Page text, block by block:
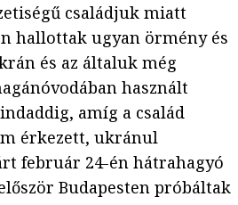
családjuk miatt
hallottak ugyan örmény és
és az általuk még
használt
amíg a család
érkezett, ukránul
február 24-én hátrahagyó
Budapesten próbáltak